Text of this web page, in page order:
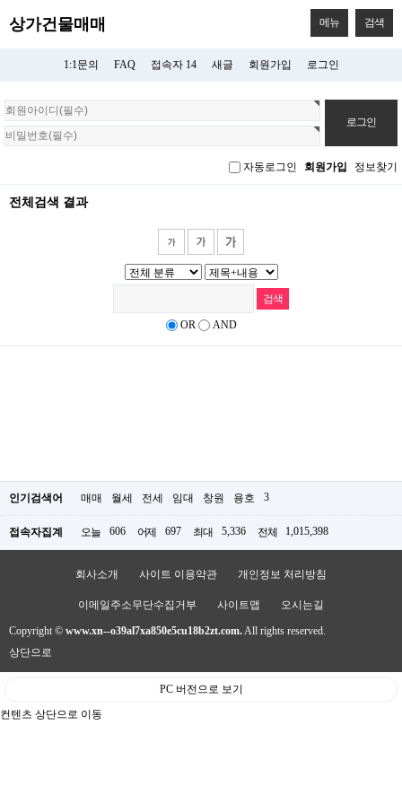
상가건물매매 메뉴 검색
1:1문의 FAQ 접속자 14 새글 회원가입 로그인
회
원
로
자동로그인 회원가입 정보찾기
전체검색 결과
OR AND
인기검색어 매매 월세 전세 임대 창원 용호 3
접속자집계 오늘 606 어제 697 최대 5,336 전체 1,015,398
회사소개 사이트 이용약관 개인정보 처리방침
이메일주소무단수집거부 사이트맵 오시는길
Copyright © www.xn--o39al7xa850e5cu18b2zt.com.All rights reserved.
상단으로
PC 버전으로 보기
컨텐츠 상단으로 이동